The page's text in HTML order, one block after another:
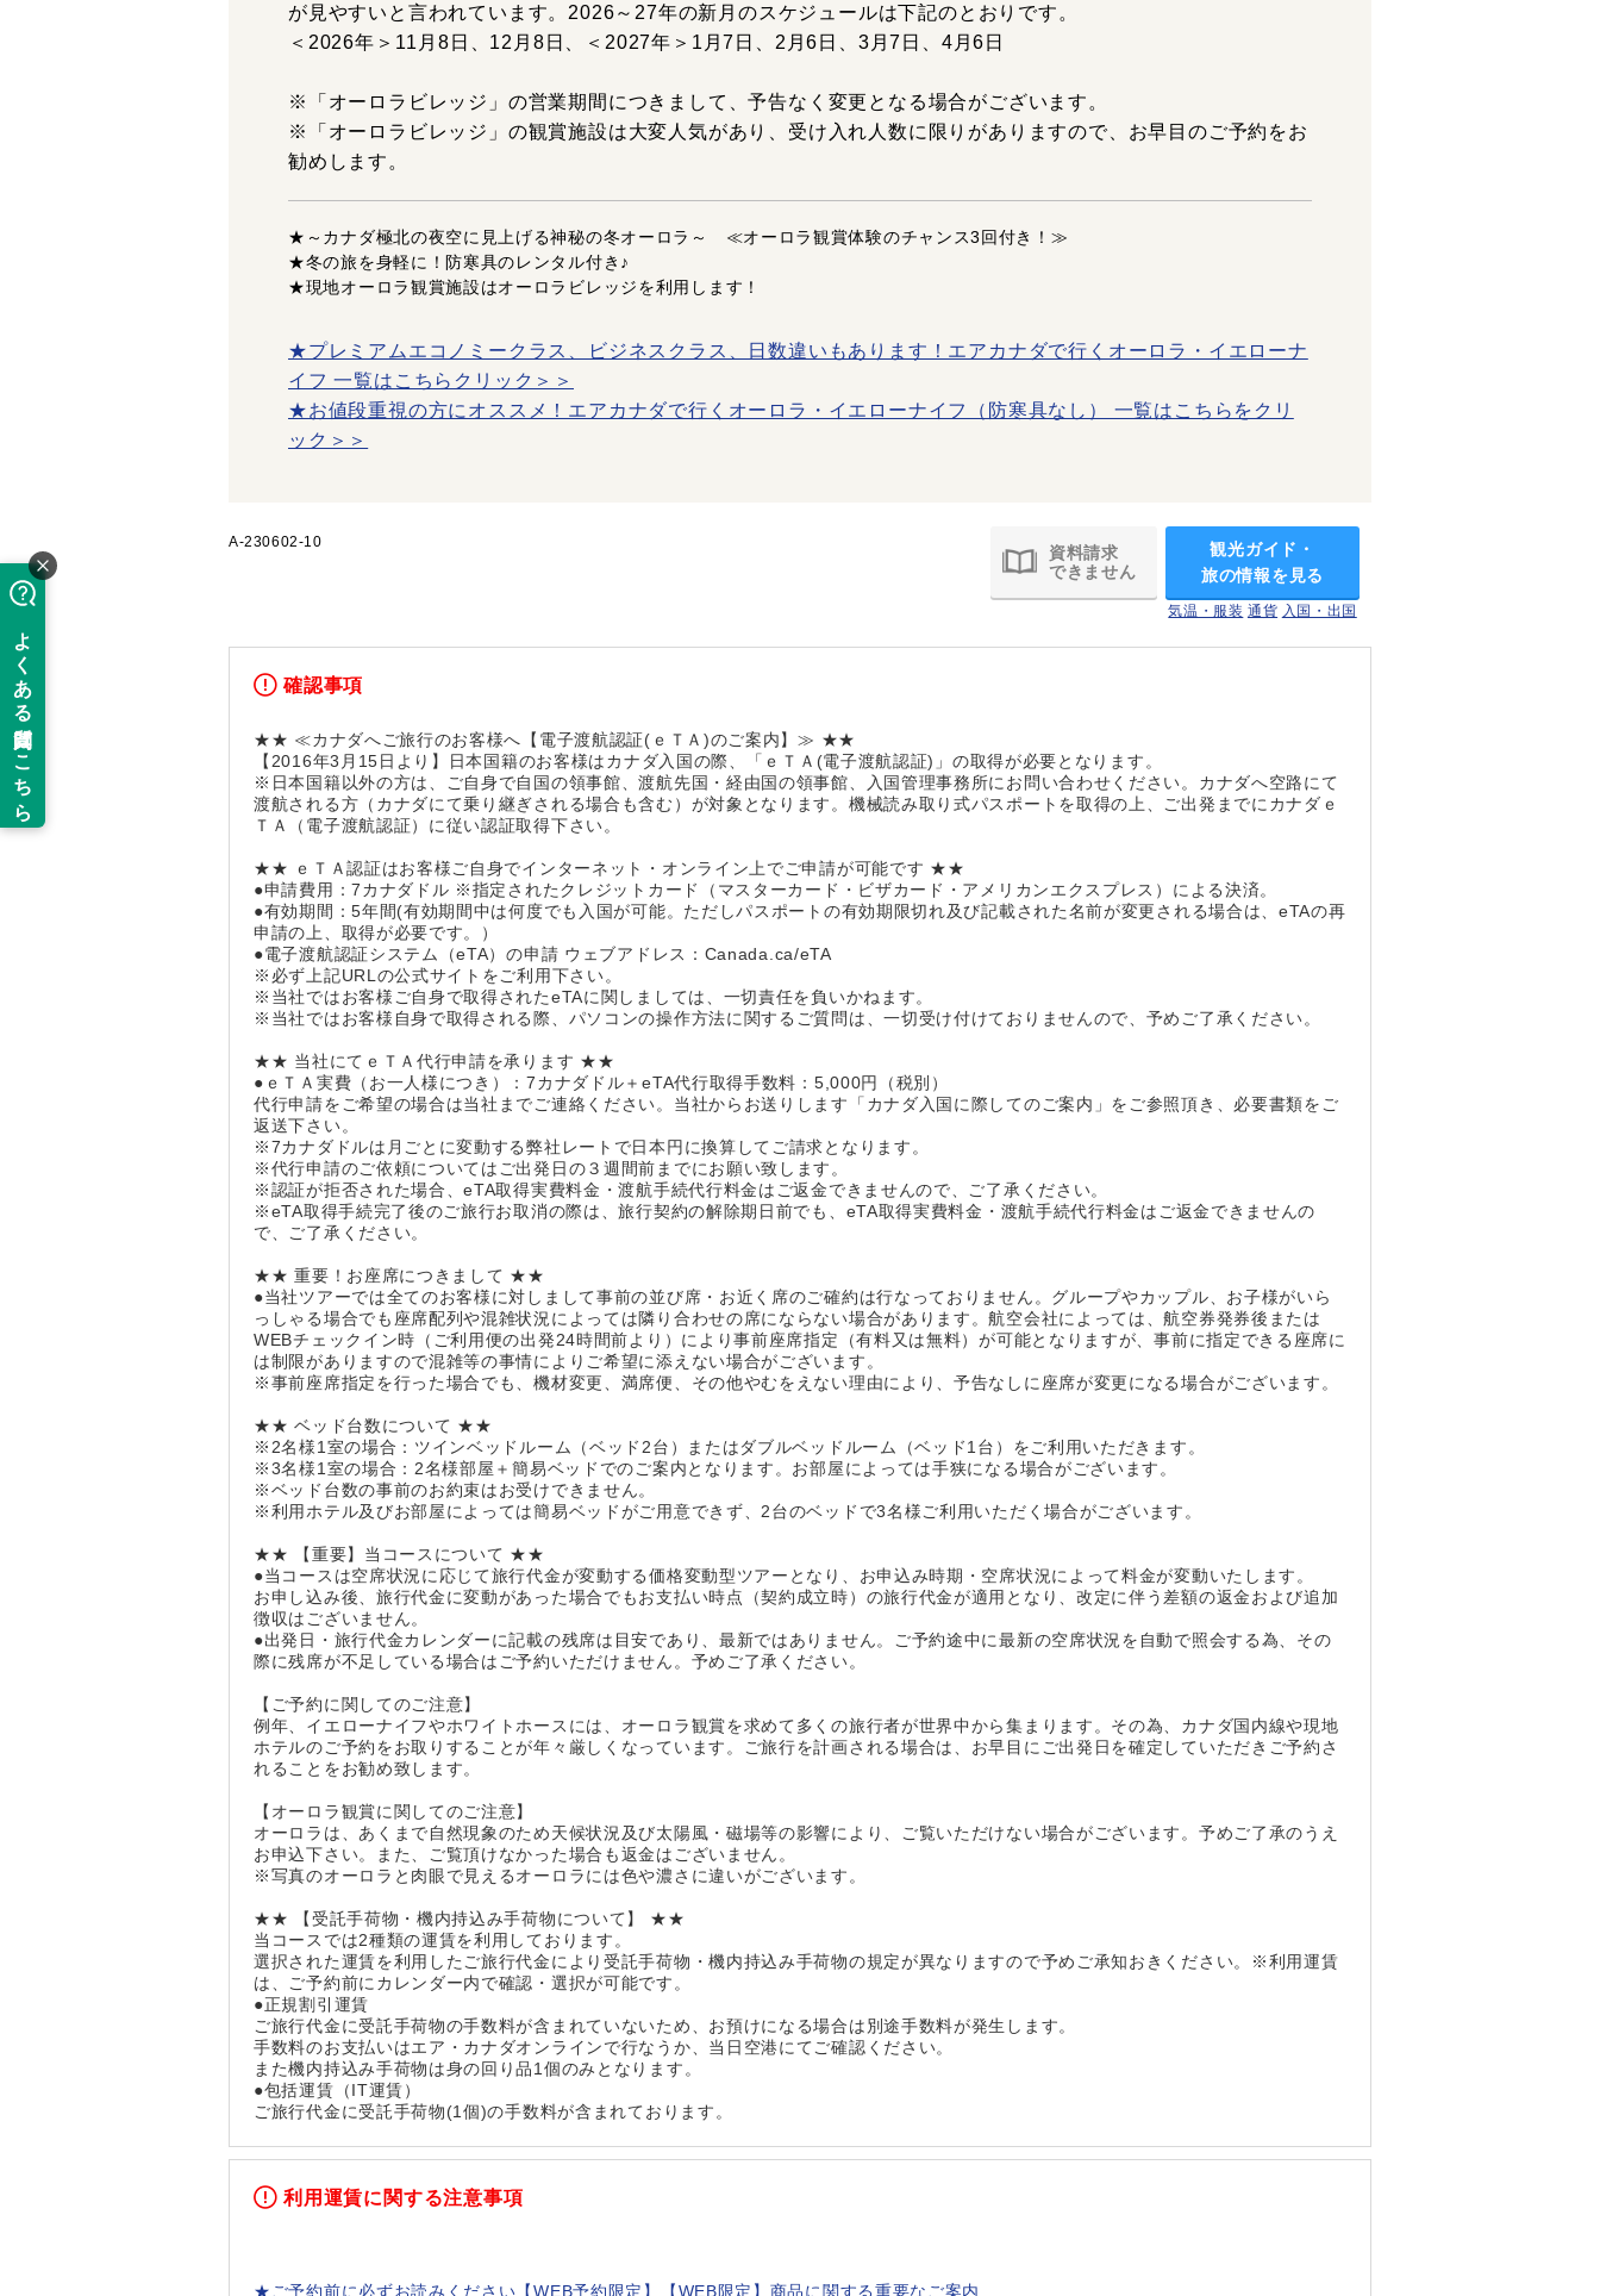
が見やすいと言われています。2026～27年の新月のスケジュールは下記のとおりです。
＜2026年＞11月8日、12月8日、＜2027年＞1月7日、2月6日、3月7日、4月6日
※「オーロラビレッジ」の営業期間につきまして、予告なく変更となる場合がございます。
※「オーロラビレッジ」の観賞施設は大変人気があり、受け入れ人数に限りがありますので、お早目のご予約をお
勧めします。
★～カナダ極北の夜空に見上げる神秘の冬オーロラ～ ≪オーロラ観賞体験のチャンス3回付き！≫
★冬の旅を身軽に！防寒具のレンタル付き♪
★現地オーロラ観賞施設はオーロラビレッジを利用します！
★プレミアムエコノミークラス、ビジネスクラス、日数違いもあります！エアカナダで行くオーロラ・イエローナ
イフ 一覧はこちらクリック＞＞
★お値段重視の方にオススメ！エアカナダで行くオーロラ・イエローナイフ（防寒具なし） 一覧はこちらをクリ
ック＞＞
A-230602-10
資料請求
できません
観光ガイド・
旅の情報を見る
気温・服装 通貨 入国・出国
確認事項
★★ ≪カナダへご旅行のお客様へ【電子渡航認証(ｅＴＡ)のご案内】≫ ★★
【2016年3月15日より】日本国籍のお客様はカナダ入国の際、「ｅＴＡ(電子渡航認証)」の取得が必要となります。
※日本国籍以外の方は、ご自身で自国の領事館、渡航先国・経由国の領事館、入国管理事務所にお問い合わせください。カナダへ空路にて
渡航される方（カナダにて乗り継ぎされる場合も含む）が対象となります。機械読み取り式パスポートを取得の上、ご出発までにカナダｅ
ＴＡ（電子渡航認証）に従い認証取得下さい。
★★ ｅＴＡ認証はお客様ご自身でインターネット・オンライン上でご申請が可能です ★★
●申請費用：7カナダドル ※指定されたクレジットカード（マスターカード・ビザカード・アメリカンエクスプレス）による決済。
●有効期間：5年間(有効期間中は何度でも入国が可能。ただしパスポートの有効期限切れ及び記載された名前が変更される場合は、eTAの再
申請の上、取得が必要です。）
●電子渡航認証システム（eTA）の申請 ウェブアドレス：Canada.ca/eTA
※必ず上記URLの公式サイトをご利用下さい。
※当社ではお客様ご自身で取得されたeTAに関しましては、一切責任を負いかねます。
※当社ではお客様自身で取得される際、パソコンの操作方法に関するご質問は、一切受け付けておりませんので、予めご了承ください。
★★ 当社にてｅＴＡ代行申請を承ります ★★
●ｅＴＡ実費（お一人様につき）：7カナダドル＋eTA代行取得手数料：5,000円（税別）
代行申請をご希望の場合は当社までご連絡ください。当社からお送りします「カナダ入国に際してのご案内」をご参照頂き、必要書類をご
返送下さい。
※7カナダドルは月ごとに変動する弊社レートで日本円に換算してご請求となります。
※代行申請のご依頼についてはご出発日の３週間前までにお願い致します。
※認証が拒否された場合、eTA取得実費料金・渡航手続代行料金はご返金できませんので、ご了承ください。
※eTA取得手続完了後のご旅行お取消の際は、旅行契約の解除期日前でも、eTA取得実費料金・渡航手続代行料金はご返金できませんの
で、ご了承ください。
★★ 重要！お座席につきまして ★★
●当社ツアーでは全てのお客様に対しまして事前の並び席・お近く席のご確約は行なっておりません。グループやカップル、お子様がいら
っしゃる場合でも座席配列や混雑状況によっては隣り合わせの席にならない場合があります。航空会社によっては、航空券発券後または
WEBチェックイン時（ご利用便の出発24時間前より）により事前座席指定（有料又は無料）が可能となりますが、事前に指定できる座席に
は制限がありますので混雑等の事情によりご希望に添えない場合がございます。
※事前座席指定を行った場合でも、機材変更、満席便、その他やむをえない理由により、予告なしに座席が変更になる場合がございます。
★★ ベッド台数について ★★
※2名様1室の場合：ツインベッドルーム（ベッド2台）またはダブルベッドルーム（ベッド1台）をご利用いただきます。
※3名様1室の場合：2名様部屋＋簡易ベッドでのご案内となります。お部屋によっては手狭になる場合がございます。
※ベッド台数の事前のお約束はお受けできません。
※利用ホテル及びお部屋によっては簡易ベッドがご用意できず、2台のベッドで3名様ご利用いただく場合がございます。
★★ 【重要】当コースについて ★★
●当コースは空席状況に応じて旅行代金が変動する価格変動型ツアーとなり、お申込み時期・空席状況によって料金が変動いたします。
お申し込み後、旅行代金に変動があった場合でもお支払い時点（契約成立時）の旅行代金が適用となり、改定に伴う差額の返金および追加
徴収はございません。
●出発日・旅行代金カレンダーに記載の残席は目安であり、最新ではありません。ご予約途中に最新の空席状況を自動で照会する為、その
際に残席が不足している場合はご予約いただけません。予めご了承ください。
【ご予約に関してのご注意】
例年、イエローナイフやホワイトホースには、オーロラ観賞を求めて多くの旅行者が世界中から集まります。その為、カナダ国内線や現地
ホテルのご予約をお取りすることが年々厳しくなっています。ご旅行を計画される場合は、お早目にご出発日を確定していただきご予約さ
れることをお勧め致します。
【オーロラ観賞に関してのご注意】
オーロラは、あくまで自然現象のため天候状況及び太陽風・磁場等の影響により、ご覧いただけない場合がございます。予めご了承のうえ
お申込下さい。また、ご覧頂けなかった場合も返金はございません。
※写真のオーロラと肉眼で見えるオーロラには色や濃さに違いがございます。
★★ 【受託手荷物・機内持込み手荷物について】 ★★
当コースでは2種類の運賃を利用しております。
選択された運賃を利用したご旅行代金により受託手荷物・機内持込み手荷物の規定が異なりますので予めご承知おきください。※利用運賃
は、ご予約前にカレンダー内で確認・選択が可能です。
●正規割引運賃
ご旅行代金に受託手荷物の手数料が含まれていないため、お預けになる場合は別途手数料が発生します。
手数料のお支払いはエア・カナダオンラインで行なうか、当日空港にてご確認ください。
また機内持込み手荷物は身の回り品1個のみとなります。
●包括運賃（IT運賃）
ご旅行代金に受託手荷物(1個)の手数料が含まれております。
利用運賃に関する注意事項
★ご予約前に必ずお読みください【WEB予約限定】【WEB限定】商品に関する重要なご案内